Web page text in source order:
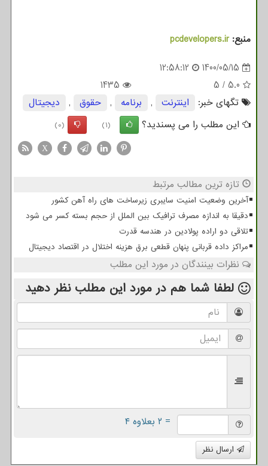
منبع:pcdevelopers.ir
1400/05/15
12:58:12
5.0
/
5
1435
تگهای خبر:
اینترنت , برنامه , حقوق ,
دیجیتال
این مطلب را می پسندید؟
(1)
(0)
X
تازه ترین مطالب مرتبط
آخرین وضعیت امنیت سایبری زیرساخت های راه آهن کشور
دقیقا به اندازه مصرف ترافیک بین الملل از حجم بسته کسر می شود
تلاقی دو اراده پولادین در هندسه قدرت
مراکز داده قربانی پنهان قطعی برق هزینه اختلال در اقتصاد دیجیتال
نظرات بینندگان در مورد این مطلب
لطفا شما هم در مورد این مطلب نظر دهید
= ۲ بعلاوه ۴
ارسال نظر